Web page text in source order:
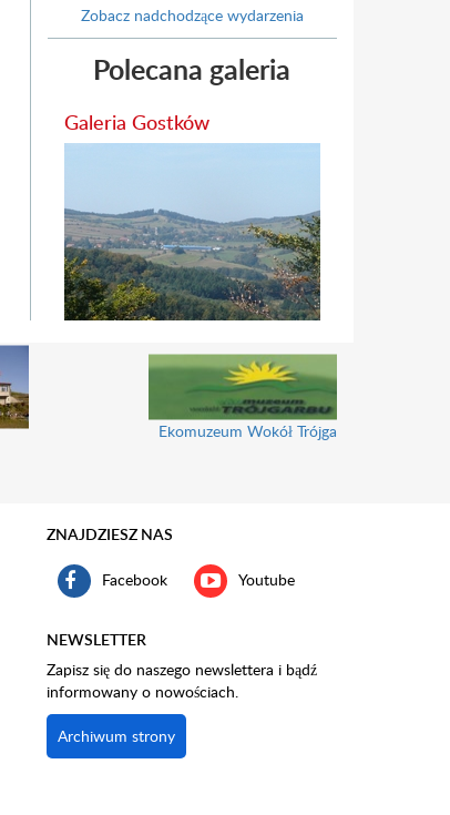
Zobacz nadchodzące wydarzenia
Polecana galeria
Galeria Gostków
Ekomuzeum Wokół Trójgarbu
ZNAJDZIESZ NAS
Facebook Youtube
NEWSLETTER
Zapisz się do naszego newslettera i bądź
informowany o nowościach.
Archiwum strony